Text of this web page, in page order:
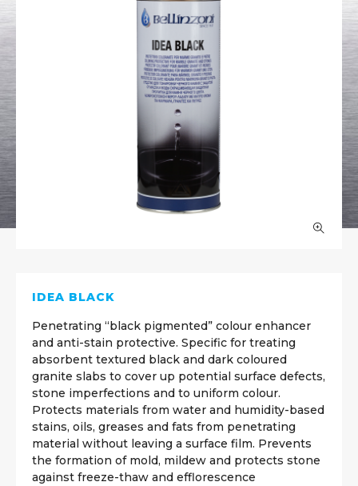
IDEA BLACK
Penetrating “black pigmented” colour enhancer
and anti-stain protective. Specific for treating
absorbent textured black and dark coloured
granite slabs to cover up potential surface defects,
stone imperfections and to uniform colour.
Protects materials from water and humidity-based
stains, oils, greases and fats from penetrating
material without leaving a surface film. Prevents
the formation of mold, mildew and protects stone
against freeze-thaw and efflorescence